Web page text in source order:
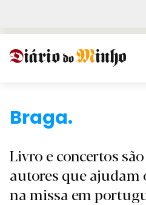
Braga.
Livro e concertos
autores que ajudam
na missa em